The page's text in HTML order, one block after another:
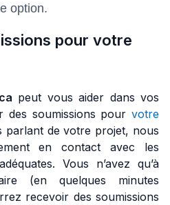
option.
pour votre
peut vous aider dans vos
des soumissions pour votre
parlant de votre projet, nous
en contact avec les
Vous n’avez qu’à
(en quelques minutes
recevoir des soumissions